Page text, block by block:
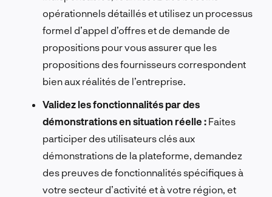
opérationnels détaillés et utilisez un processus
formel d’appel d’offres et de demande de
propositions pour vous assurer que les
propositions des fournisseurs correspondent
bien aux réalités de l’entreprise.
Validez les fonctionnalités par des
démonstrations en situation réelle : Faites
participer des utilisateurs clés aux
démonstrations de la plateforme, demandez
des preuves de fonctionnalités spécifiques à
votre secteur d’activité et à votre région, et